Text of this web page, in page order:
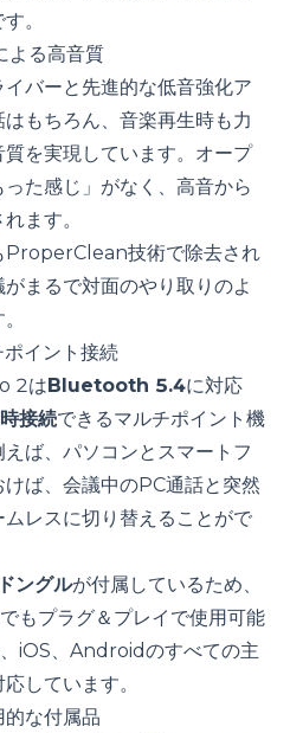
。
る高音質
バーと先進的な低音強化ア
もちろん、音楽再生時も力
を実現しています。オープ
た感じ」がなく、高音から
ます。
ProperClean技術で除去され
まるで対面のやり取りのよ
イント接続
2はBluetooth 5.4に対応
接続できるマルチポイント機
ば、パソコンとスマートフ
ば、会議中のPC通話と突然
レスに切り替えることがで
ングルが付属しているため、
プラグ＆プレイで使用可能
iOS、Androidのすべての主
しています。
な付属品